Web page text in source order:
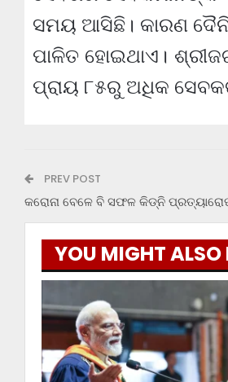
ସମୟ ଆସିଛି। କାରଣ
ପାଳିତ ହୋଇଥାଏ।
ପ୍ରାୟ ୮୫ରୁ ଅଧିକ
PREV POST
କରୋନା ବେଳେ ବି ସଫଳ କିଡ୍‌ନି
YOU MIGHT ALSO